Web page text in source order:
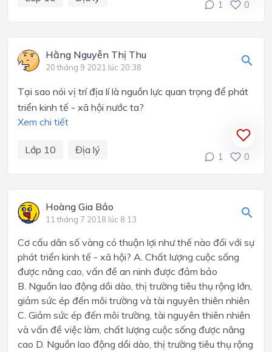
1 0
Hằng Nguyễn Thị Thu
20 tháng 9 2021 lúc 20:38
Tại sao nói vị trí địa lí là nguồn lực quan trọng để phát
triển kinh tế - xã hội nước ta?
Xem chi tiết
Lớp 10 Địa lý
1 0
Hoàng Gia Bảo
11 tháng 7 2018 lúc 8:13
Cơ cấu dân số vàng có thuận lợi như thế nào đối với sự
phát triển kinh tế - xã hội? A. Chất lượng cuộc sống
được nâng cao, vấn đề an ninh được đảm bảo
B. Nguồn lao động dồi dào, thị trường tiêu thụ rộng lớn,
giảm sức ép đến môi trường và tài nguyên thiên nhiên
C. Giảm sức ép đến môi trường, tài nguyên thiên nhiên
và vấn đề việc làm, chất lượng cuộc sống được nâng
cao D. Nguồn lao động dồi dào, thị trường tiêu thụ rộng